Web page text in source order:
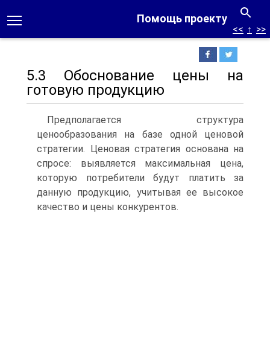
Помощь проекту
<< ↑ >>
5.3 Обоснование цены на
готовую продукцию
Предполагается структура
ценообразования на базе одной ценовой
стратегии. Ценовая стратегия основана на
спросе: выявляется максимальная цена,
которую потребители будут платить за
данную продукцию, учитывая ее высокое
качество и цены конкурентов.